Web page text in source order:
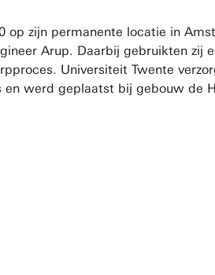
op zijn permanente locatie in
Arup. Daarbij gebruikten zij
Universiteit Twente
en werd geplaatst bij gebouw de